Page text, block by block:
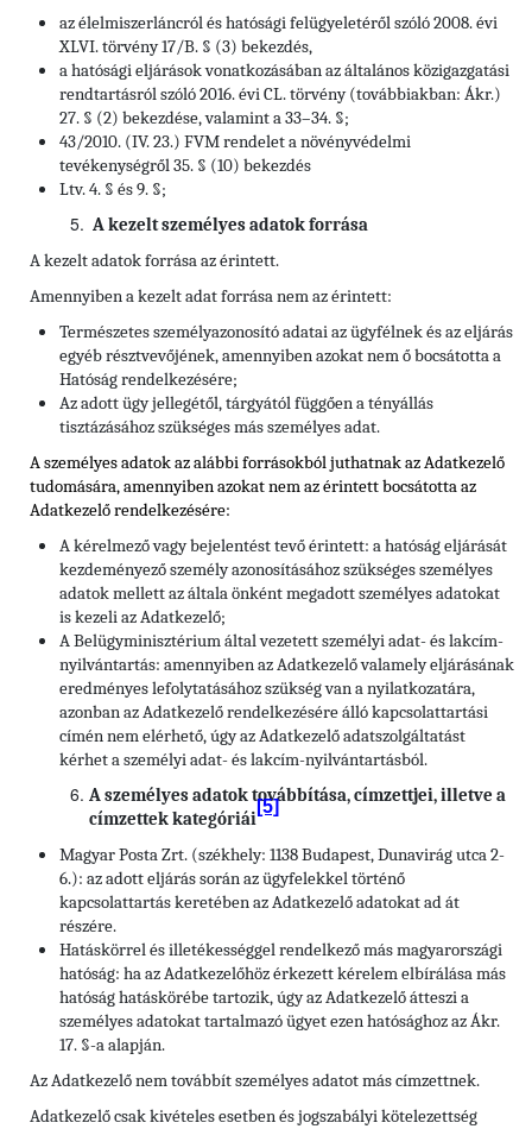
az élelmiszerláncról és hatósági felügyeletéről szóló 2008. évi
XLVI. törvény 17/B. § (3) bekezdés,
a hatósági eljárások vonatkozásában az általános közigazgatási
rendtartásról szóló 2016. évi CL. törvény (továbbiakban: Ákr.)
27. § (2) bekezdése, valamint a 33–34. §;
43/2010. (IV. 23.) FVM rendelet a növényvédelmi
tevékenységről 35. § (10) bekezdés
Ltv. 4. § és 9. §;
A kezelt személyes adatok forrása
A kezelt adatok forrása az érintett.
Amennyiben a kezelt adat forrása nem az érintett:
Természetes személyazonosító adatai az ügyfélnek és az eljárás
egyéb résztvevőjének, amennyiben azokat nem ő bocsátotta a
Hatóság rendelkezésére;
Az adott ügy jellegétől, tárgyától függően a tényállás
tisztázásához szükséges más személyes adat.
A személyes adatok az alábbi forrásokból juthatnak az Adatkezelő
tudomására, amennyiben azokat nem az érintett bocsátotta az
Adatkezelő rendelkezésére:
A kérelmező vagy bejelentést tevő érintett: a hatóság eljárását
kezdeményező személy azonosításához szükséges személyes
adatok mellett az általa önként megadott személyes adatokat
is kezeli az Adatkezelő;
A Belügyminisztérium által vezetett személyi adat- és lakcím-
nyilvántartás: amennyiben az Adatkezelő valamely eljárásának
eredményes lefolytatásához szükség van a nyilatkozatára,
azonban az Adatkezelő rendelkezésére álló kapcsolattartási
címén nem elérhető, úgy az Adatkezelő adatszolgáltatást
kérhet a személyi adat- és lakcím-nyilvántartásból.
A személyes adatok továbbítása, címzettjei, illetve a
címzettek kategóriái
[5]
Magyar Posta Zrt. (székhely: 1138 Budapest, Dunavirág utca 2-
6.): az adott eljárás során az ügyfelekkel történő
kapcsolattartás keretében az Adatkezelő adatokat ad át
részére.
Hatáskörrel és illetékességgel rendelkező más magyarországi
hatóság: ha az Adatkezelőhöz érkezett kérelem elbírálása más
hatóság hatáskörébe tartozik, úgy az Adatkezelő átteszi a
személyes adatokat tartalmazó ügyet ezen hatósághoz az Ákr.
17. §-a alapján.
Az Adatkezelő nem továbbít személyes adatot más címzettnek.
Adatkezelő csak kivételes esetben és jogszabályi kötelezettség